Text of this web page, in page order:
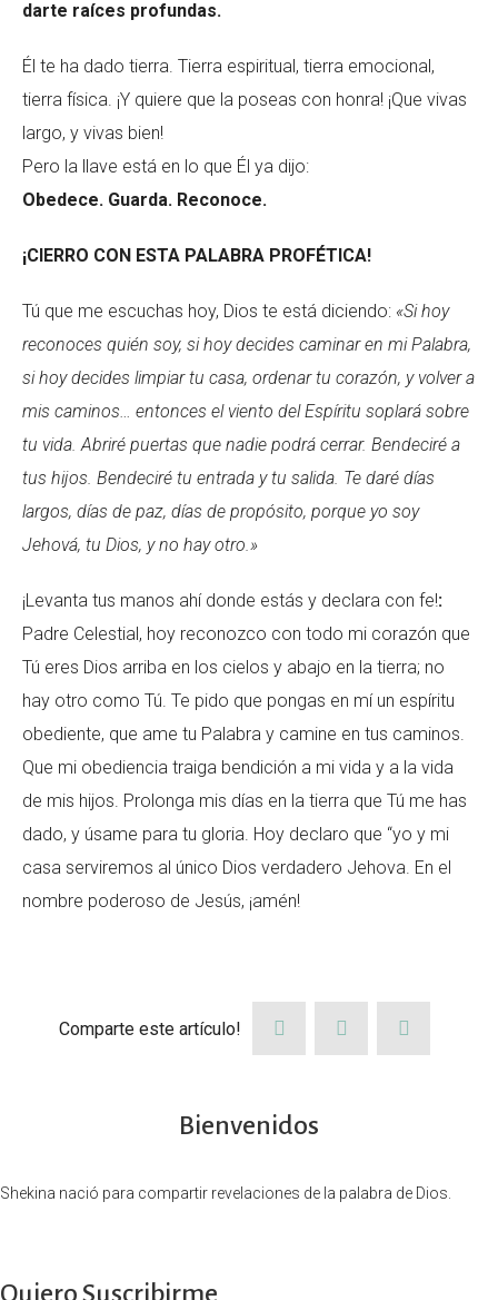
darte raíces profundas.
Él te ha dado tierra. Tierra espiritual, tierra emocional,
tierra física. ¡Y quiere que la poseas con honra! ¡Que vivas
largo, y vivas bien!
Pero la llave está en lo que Él ya dijo:
Obedece. Guarda. Reconoce.
¡CIERRO CON ESTA PALABRA PROFÉTICA!
Tú que me escuchas hoy, Dios te está diciendo: «Si hoy
reconoces quién soy, si hoy decides caminar en mi Palabra,
si hoy decides limpiar tu casa, ordenar tu corazón, y volver a
mis caminos… entonces el viento del Espíritu soplará sobre
tu vida. Abriré puertas que nadie podrá cerrar. Bendeciré a
tus hijos. Bendeciré tu entrada y tu salida. Te daré días
largos, días de paz, días de propósito, porque yo soy
Jehová, tu Dios, y no hay otro.»
¡Levanta tus manos ahí donde estás y declara con fe!:
Padre Celestial, hoy reconozco con todo mi corazón que
Tú eres Dios arriba en los cielos y abajo en la tierra; no
hay otro como Tú. Te pido que pongas en mí un espíritu
obediente, que ame tu Palabra y camine en tus caminos.
Que mi obediencia traiga bendición a mi vida y a la vida
de mis hijos. Prolonga mis días en la tierra que Tú me has
dado, y úsame para tu gloria. Hoy declaro que “yo y mi
casa serviremos al único Dios verdadero Jehova. En el
nombre poderoso de Jesús, ¡amén!
Comparte este artículo!
Bienvenidos
Shekina nació para compartir revelaciones de la palabra de Dios.
Quiero Suscribirme